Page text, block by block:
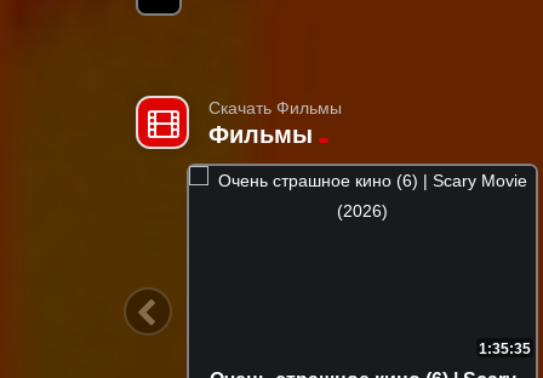
Скачать Фильмы
Фильмы
1:35:35